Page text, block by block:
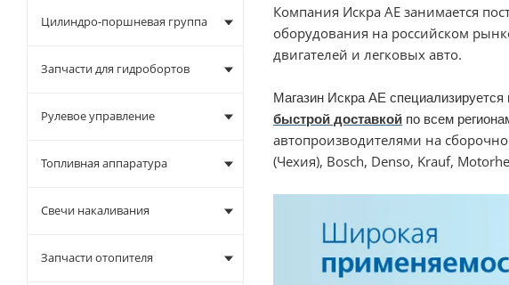
Компания Искра АЕ занимается
оборудования на российском
двигателей и легковых авто.
Магазин Искра АЕ
быстрой доставкой по всем
автопроизводителями на
(Чехия), Bosch, Denso, Krauf,
Цилиндро-поршневая группа
Запчасти для гидробортов
Рулевое управление
Топливная аппаратура
Свечи накаливания
Запчасти отопителя